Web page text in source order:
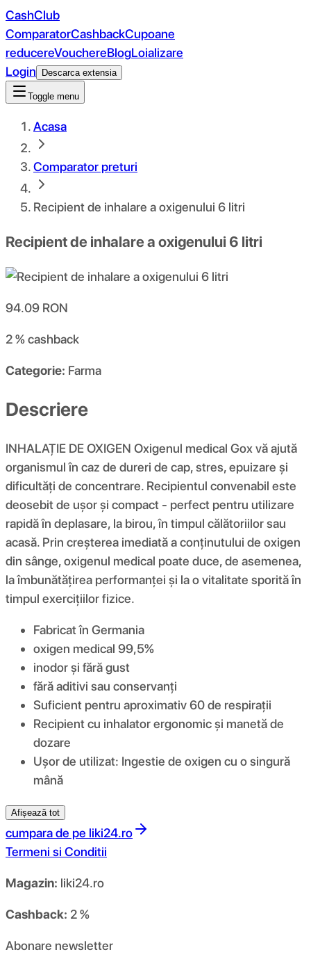
CashClub
ComparatorCashbackCupoane
reducereVouchereBlogLoializare
Login
Descarca extensia
Toggle menu
Acasa
Comparator preturi
Recipient de inhalare a oxigenului 6 litri
Recipient de inhalare a oxigenului 6 litri
94.09 RON
2 %cashback
Categorie: Farma
Descriere
INHALAȚIE DE OXIGEN Oxigenul medical Gox vă ajută
organismul în caz de dureri de cap, stres, epuizare și
dificultăți de concentrare. Recipientul convenabil este
deosebit de ușor și compact - perfect pentru utilizare
rapidă în deplasare, la birou, în timpul călătoriilor sau
acasă. Prin creșterea imediată a conținutului de oxigen
din sânge, oxigenul medical poate duce, de asemenea,
la îmbunătățirea performanței și la o vitalitate sporită în
timpul exercițiilor fizice.
Fabricat în Germania
oxigen medical 99,5%
inodor și fără gust
fără aditivi sau conservanți
Suficient pentru aproximativ 60 de respirații
Recipient cu inhalator ergonomic și manetă de
dozare
Ușor de utilizat: Ingestie de oxigen cu o singură
mână
Afișează tot
cumpara de pe liki24.ro
Termeni si Conditii
Magazin: liki24.ro
Cashback: 2 %
Abonare newsletter